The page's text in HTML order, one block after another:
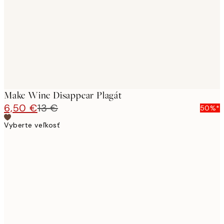
Make Wine Disappear Plagát
6,50 €13 €
50%*
Vyberte veľkosť